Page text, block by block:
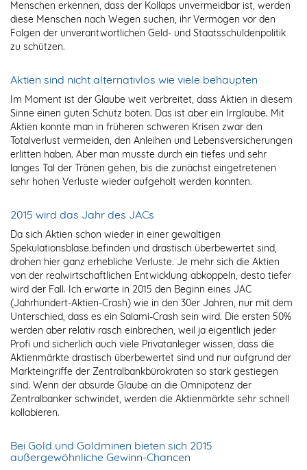
Menschen erkennen, dass der Kollaps unvermeidbar ist, werden
diese Menschen nach Wegen suchen, ihr Vermögen vor den
Folgen der unverantwortlichen Geld- und Staatsschuldenpolitik
zu schützen.
Aktien sind nicht alternativlos wie viele behaupten
Im Moment ist der Glaube weit verbreitet, dass Aktien in diesem
Sinne einen guten Schutz böten. Das ist aber ein Irrglaube. Mit
Aktien konnte man in früheren schweren Krisen zwar den
Totalverlust vermeiden, den Anleihen und Lebensversicherungen
erlitten haben. Aber man musste durch ein tiefes und sehr
langes Tal der Tränen gehen, bis die zunächst eingetretenen
sehr hohen Verluste wieder aufgeholt werden konnten.
2015 wird das Jahr des JACs
Da sich Aktien schon wieder in einer gewaltigen
Spekulationsblase befinden und drastisch überbewertet sind,
drohen hier ganz erhebliche Verluste. Je mehr sich die Aktien
von der realwirtschaftlichen Entwicklung abkoppeln, desto tiefer
wird der Fall. Ich erwarte in 2015 den Beginn eines JAC
(Jahrhundert-Aktien-Crash) wie in den 30er Jahren, nur mit dem
Unterschied, dass es ein Salami-Crash sein wird. Die ersten 50%
werden aber relativ rasch einbrechen, weil ja eigentlich jeder
Profi und sicherlich auch viele Privatanleger wissen, dass die
Aktienmärkte drastisch überbewertet sind und nur aufgrund der
Markteingriffe der Zentralbankbürokraten so stark gestiegen
sind. Wenn der absurde Glaube an die Omnipotenz der
Zentralbanker schwindet, werden die Aktienmärkte sehr schnell
kollabieren.
Bei Gold und Goldminen bieten sich 2015
außergewöhnliche Gewinn-Chancen